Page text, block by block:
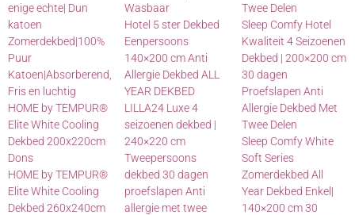
enige echte| Dun
katoen
Zomerdekbed|100%
Puur
Katoen|Absorberend,
Fris en luchtig
HOME by TEMPUR®
Elite White Cooling
Dekbed 200x220cm
Dons
HOME by TEMPUR®
Elite White Cooling
Dekbed 260x240cm
Wasbaar
Hotel 5 ster Dekbed
Eenpersoons
140×200 cm Anti
Allergie Dekbed ALL
YEAR DEKBED
LILLA24 Luxe 4
seizoenen dekbed |
240×220 cm
Tweepersoons
dekbed 30 dagen
proefslapen Anti
allergie met twee
Twee Delen
Sleep Comfy Hotel
Kwaliteit 4 Seizoenen
Dekbed | 200×200 cm
30 dagen
Proefslapen Anti
Allergie Dekbed Met
Twee Delen
Sleep Comfy White
Soft Series
Zomerdekbed All
Year Dekbed Enkel|
140×200 cm 30